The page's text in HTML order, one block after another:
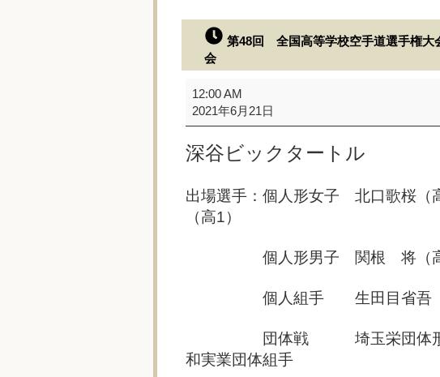
第48回 全国高等学校空手道選手権
会
第
48
国
等
学
校
会
12:00 AM
2021年6月21日
深谷ビックタートル
出場選手：個人形女子 北口歌桜（
（高1）
個人形男子 関根 将（高3）
個人組手 生田目省吾（高2
団体戦 埼玉栄団体形女
和実業団体組手